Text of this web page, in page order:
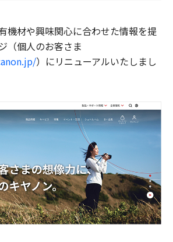
機材や興味関心に合わせた情報を提
（個人のお客さま
）にリニューアルいたしまし